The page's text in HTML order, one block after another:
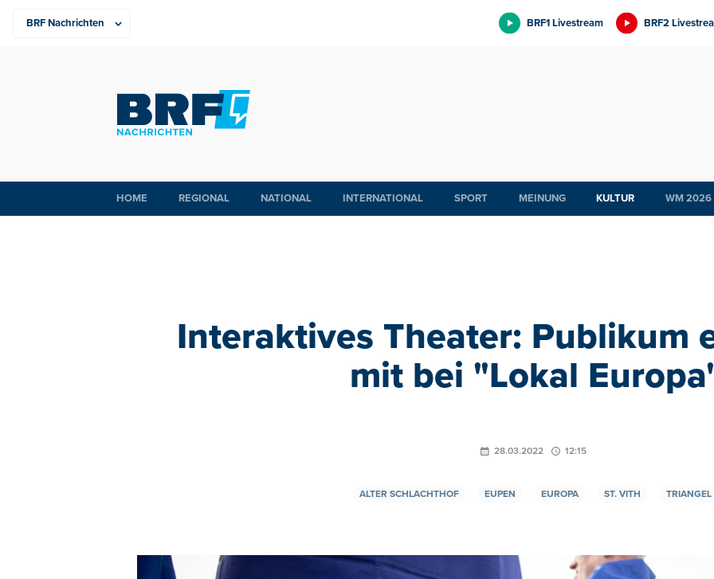
BRF1 Livestream BRF2
HOME REGIONAL NATIONAL INTERNATIONAL SPORT MEINUNG KULTUR WM 2026
Interaktives Theater: Publikum
mit bei "Lokal
28.03.2022 12:15
ALTER SCHLACHTHOF EUPEN EUROPA ST. VITH TRIANGEL